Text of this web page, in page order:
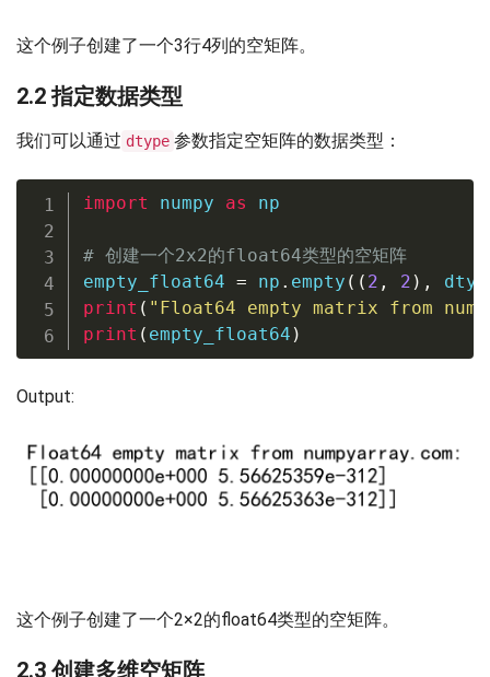
这个例子创建了一个3行4列的空矩阵。
2.2 指定数据类型
我们可以通过 dtype 参数指定空矩阵的数据类型：
import numpy as np
# 创建一个2x2的float64类型的空矩阵
empty_float64 = np . empty ( ( 2 , 2 ) ,
print ( "Float64 empty matrix from
print ( empty_float64 )
Output:
这个例子创建了一个2×2的float64类型的空矩阵。
2.3 创建多维空矩阵